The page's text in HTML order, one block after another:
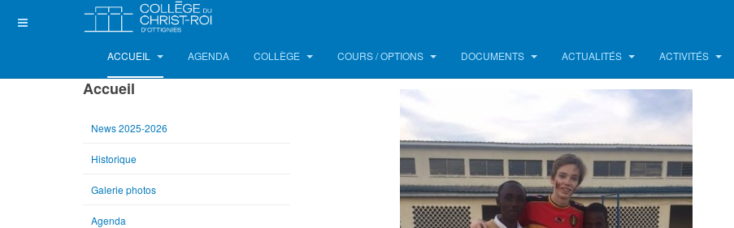
ACCUEIL AGENDA COLLÈGE COURS / OPTIONS DOCUMENTS ACTUALITÉS ACTIVITÉS
Accueil
News 2025-2026
Historique
Galerie photos
Agenda